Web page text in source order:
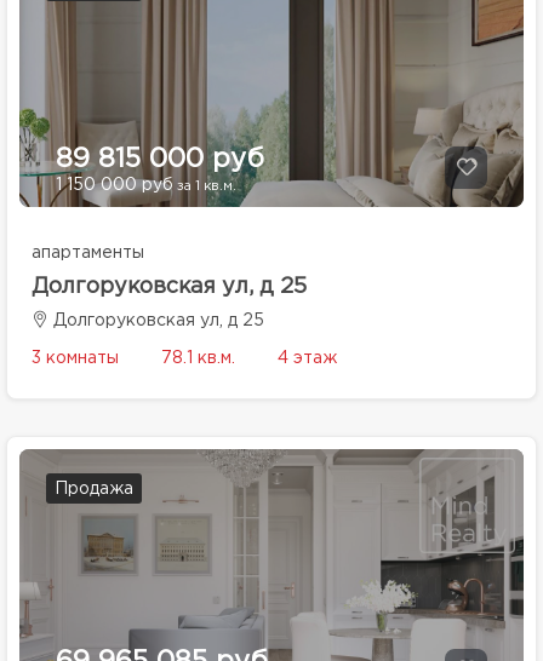
89 815 000 руб
1 150 000 руб за 1 кв.м.
апартаменты
Долгоруковская ул, д 25
Долгоруковская ул, д 25
3 комнаты 78.1 кв.м. 4 этаж
Продажа